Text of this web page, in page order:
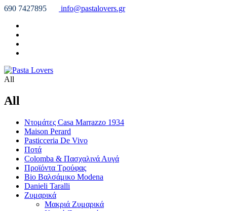
690 7427895 info@pastalovers.gr
All
All
Ντομάτες Casa Marrazzo 1934
Maison Perard
Pasticceria De Vivo
Ποτά
Colomba & Πασχαλινά Αυγά
Προϊόντα Τρούφας
Bio Βαλσάμικο Modena
Danieli Taralli
Ζυμαρικά
Μακριά Ζυμαρικά